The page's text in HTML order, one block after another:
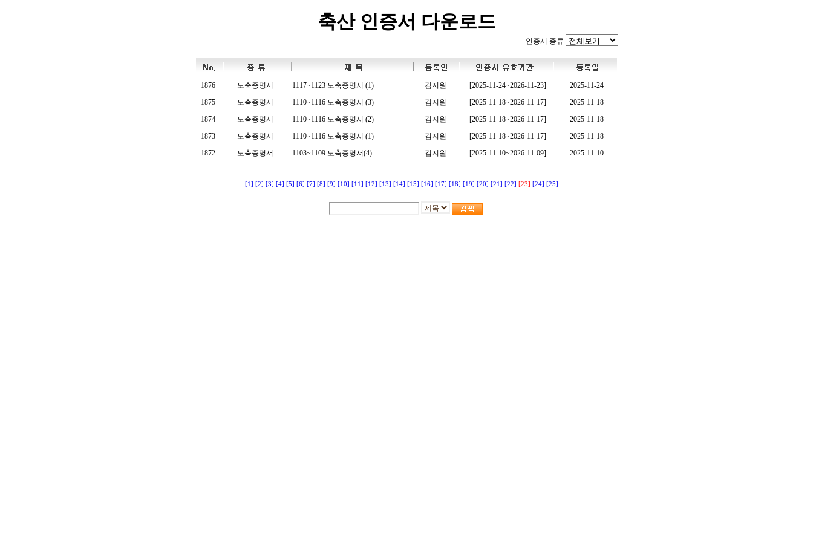
축산 인증서 다운로드
인증서 종류
1876 도축증명서 1117~1123 도축증명서 (1) 김지원 [2025-11-24~2026-11-23]
2025-11-24
1875
도축증명서 1110~1116 도축증명서 (3) 김지원 [2025-11-18~2026-11-17]
2025-11-18
1874
도축증명서 1110~1116 도축증명서 (2) 김지원 [2025-11-18~2026-11-17]
2025-11-18
1873
도축증명서 1110~1116 도축증명서 (1) 김지원 [2025-11-18~2026-11-17]
2025-11-18
1872
도축증명서 1103~1109 도축증명서(4) 김지원 [2025-11-10~2026-11-09] 2025-11-10
[1] [2] [3] [4] [5] [6] [7] [8] [9] [10] [11] [12] [13] [14] [15] [16] [17] [18] [19] [20] [21] [22] [23] [24] [25]